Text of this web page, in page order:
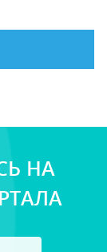
НА